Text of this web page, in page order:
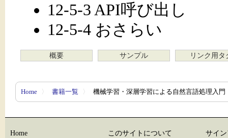
12-5-3 API呼び出し
12-5-4 おさらい
概要 サンプル リンク用タ
Home 〉 書籍一覧 〉 機械学習・深層学習による自然言語処理入門
Home
このサイトについて
サイ